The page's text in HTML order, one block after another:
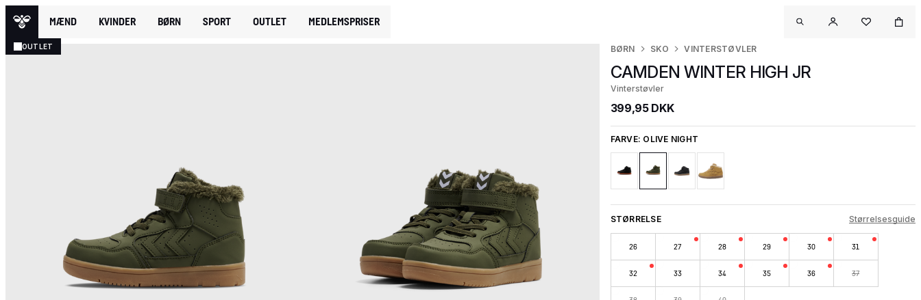
MÆND KVINDER BØRN SPORT OUTLET MEDLEMSPRISER
OUTLET BØRN SKO VINTERSTØVLER
CAMDEN WINTER HIGH JR
Vinterstøvler
399,95 DKK
FARVE: OLIVE NIGHT
STØRRELSE Størrelsesguide
26 27 28 29 30 31
32 33 34 35 36 37